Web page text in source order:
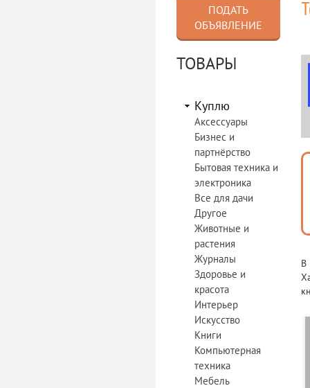
ПОДАТЬ
ОБЪЯВЛЕНИЕ
ТОВАРЫ
Куплю
Аксессуары
Бизнес и
партнёрство
Бытовая техника и
электроника
Все для дачи
Другое
Животные и
растения
Журналы
Здоровье и
красота
Интерьер
Искусство
Книги
Компьютерная
техника
Мебель
В